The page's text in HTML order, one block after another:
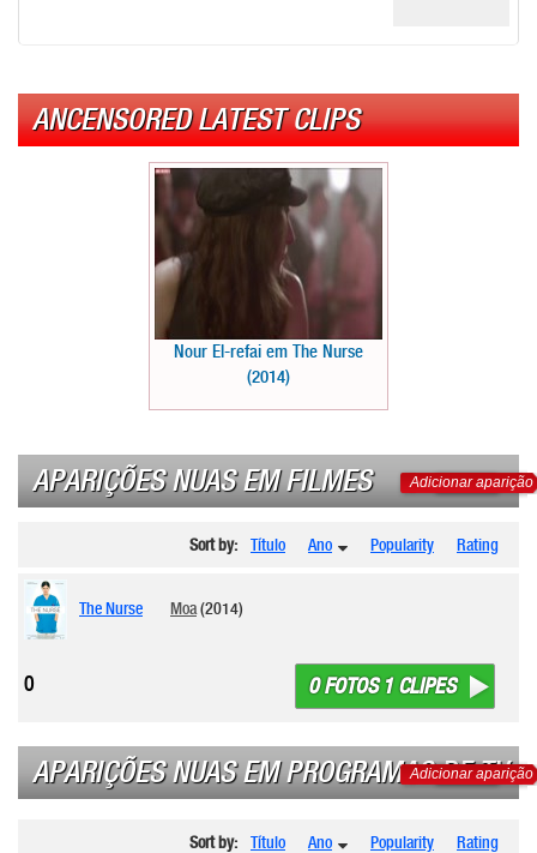
ANCENSORED LATEST CLIPS
Nour El-refai em The Nurse
(2014)
APARIÇÕES NUAS EM FILMES Adicionar aparição
Sort by: Título Ano Popularity Rating
The Nurse Moa(2014)
0 FOTOS 1 CLIPES
0
APARIÇÕES NUAS EM PROGRAMAS DE TV
Adicionar aparição
Sort by: Título Ano Popularity Rating